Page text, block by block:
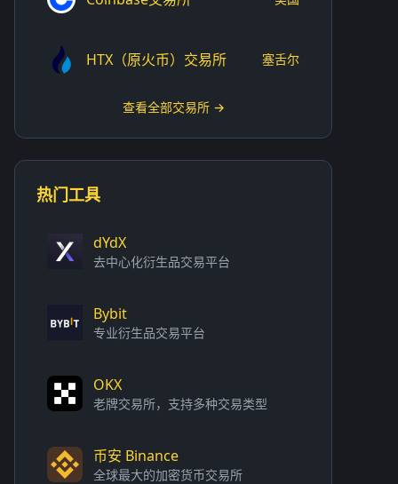
HTX（原火币）交易所 塞舌尔
查看全部交易所 →
热门工具
dYdX
去中心化衍生品交易平台
Bybit
专业衍生品交易平台
OKX
老牌交易所，支持多种交易类型
币安 Binance
全球最大的加密货币交易所